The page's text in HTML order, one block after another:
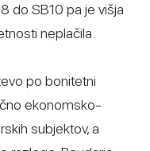
do SB10 pa je višja
neplačila.
po bonitetni
ekonomsko-
subjektov, a